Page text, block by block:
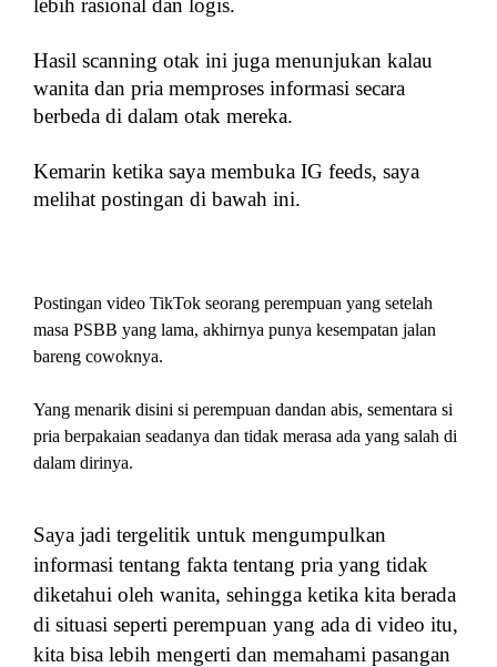
lebih rasional dan logis.
Hasil scanning otak ini juga menunjukan kalau
wanita dan pria memproses informasi secara
berbeda di dalam otak mereka.
Kemarin ketika saya membuka IG feeds, saya
melihat postingan di bawah ini.
Postingan video TikTok seorang perempuan yang setelah
masa PSBB yang lama, akhirnya punya kesempatan jalan
bareng cowoknya.
Yang menarik disini si perempuan dandan abis, sementara si
pria berpakaian seadanya dan tidak merasa ada yang salah di
dalam dirinya.
Saya jadi tergelitik untuk mengumpulkan
informasi tentang fakta tentang pria yang tidak
diketahui oleh wanita, sehingga ketika kita berada
di situasi seperti perempuan yang ada di video itu,
kita bisa lebih mengerti dan memahami pasangan